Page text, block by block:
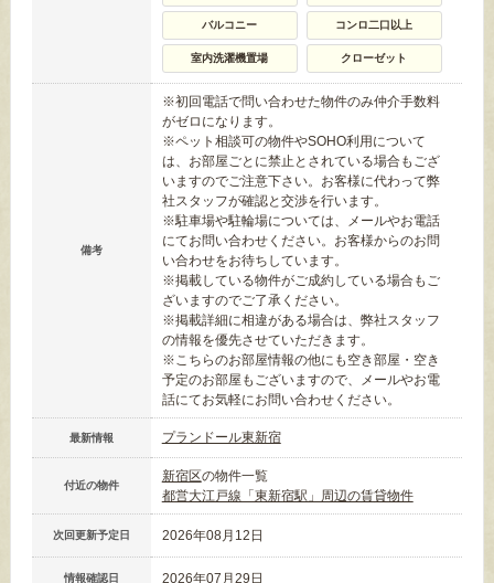
バルコニー コンロ二口以上
室内洗濯機置場 クローゼット
備考
※初回電話で問い合わせた物件のみ仲介手数料
がゼロになります。
※ペット相談可の物件やSOHO利用について
は、お部屋ごとに禁止とされている場合もござ
いますのでご注意下さい。お客様に代わって弊
社スタッフが確認と交渉を行います。
※駐車場や駐輪場については、メールやお電話
にてお問い合わせください。お客様からのお問
い合わせをお待ちしています。
※掲載している物件がご成約している場合もご
ざいますのでご了承ください。
※掲載詳細に相違がある場合は、弊社スタッフ
の情報を優先させていただきます。
※こちらのお部屋情報の他にも空き部屋・空き
予定のお部屋もございますので、メールやお電
話にてお気軽にお問い合わせください。
最新情報 プランドール東新宿
付近の物件
新宿区の物件一覧
都営大江戸線「東新宿駅」周辺の賃貸物件
次回更新予定日 2026年08月12日
情報確認日 2026年07月29日